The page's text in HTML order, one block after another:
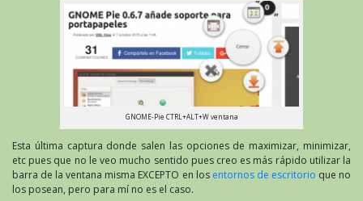
GNOME-Pie CTRL+ALT+W ventana
Esta última captura donde salen las opciones de maximizar, minimizar,
etc pues que no le veo mucho sentido pues creo es más rápido utilizar la
barra de la ventana misma EXCEPTO en los entornos de escritorio que no
los posean, pero para mí no es el caso.